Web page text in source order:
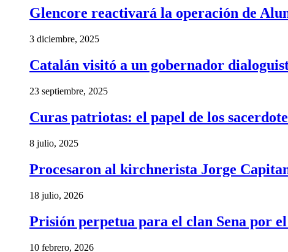
Glencore reactivará la operación de
3 diciembre, 2025
Catalán visitó a un gobernador
23 septiembre, 2025
Curas patriotas: el papel de los
8 julio, 2025
Procesaron al kirchnerista Jorge
18 julio, 2026
Prisión perpetua para el clan Sena por
10 febrero, 2026